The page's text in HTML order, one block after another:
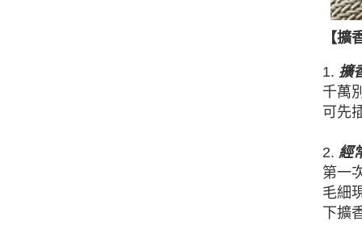
【擴
1. 擴
千萬
可先
2. 經
第一
毛細
下擴